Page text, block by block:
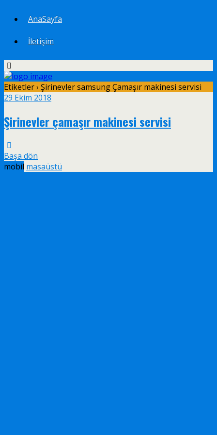
AnaSayfa
İletişim
Etiketler › Şirinevler samsung Çamaşır makinesi servisi
29 Ekim 2018
Şirinevler çamaşır makinesi servisi
Başa dön
mobil masaüstü